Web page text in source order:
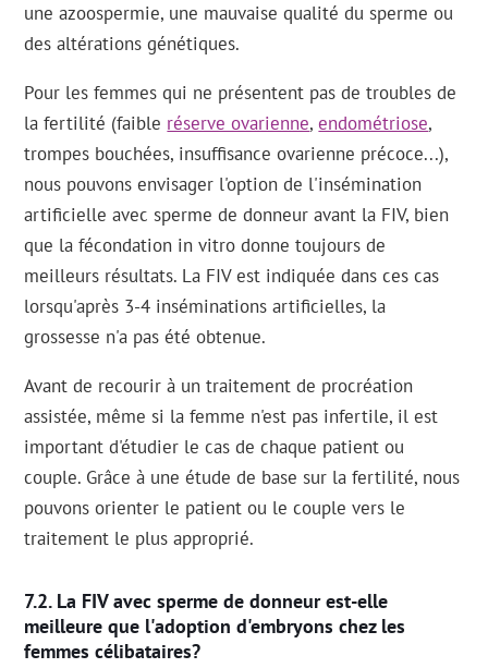
une azoospermie, une mauvaise qualité du sperme ou
des altérations génétiques.
Pour les femmes qui ne présentent pas de troubles de
la fertilité (faible réserve ovarienne,endométriose,
trompes bouchées, insuffisance ovarienne précoce...),
nous pouvons envisager l'option de l'insémination
artificielle avec sperme de donneur avant la FIV, bien
que la fécondation in vitro donne toujours de
meilleurs résultats. La FIV est indiquée dans ces cas
lorsqu'après 3-4 inséminations artificielles, la
grossesse n'a pas été obtenue.
Avant de recourir à un traitement de procréation
assistée, même si la femme n'est pas infertile, il est
important d'étudier le cas de chaque patient ou
couple. Grâce à une étude de base sur la fertilité, nous
pouvons orienter le patient ou le couple vers le
traitement le plus approprié.
La FIV avec sperme de donneur est-elle
meilleure que l'adoption d'embryons chez les
femmes célibataires?